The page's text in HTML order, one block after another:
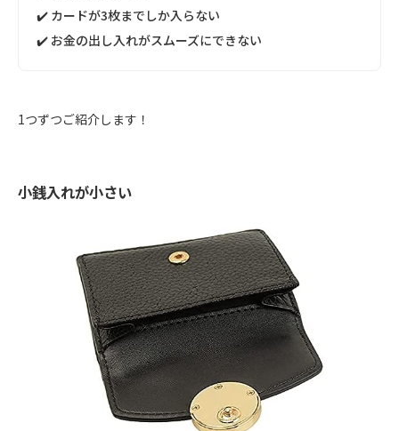
✔️ カードが3枚までしか入らない
✔️ お金の出し入れがスムーズにできない
1つずつご紹介します！
小銭入れが小さい